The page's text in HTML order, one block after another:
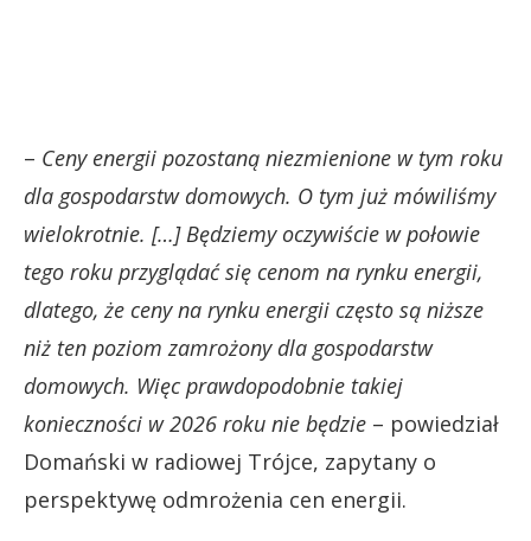
– Ceny energii pozostaną niezmienione w tym roku
dla gospodarstw domowych. O tym już mówiliśmy
wielokrotnie. […] Będziemy oczywiście w połowie
tego roku przyglądać się cenom na rynku energii,
dlatego, że ceny na rynku energii często są niższe
niż ten poziom zamrożony dla gospodarstw
domowych. Więc prawdopodobnie takiej
konieczności w 2026 roku nie będzie – powiedział
Domański w radiowej Trójce, zapytany o
perspektywę odmrożenia cen energii.